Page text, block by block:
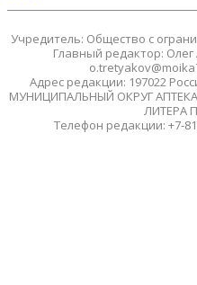
Учредитель: Общество с
Главный редактор:
Адрес редакции: 197022
МУНИЦИПАЛЬНЫЙ ОКРУГ
ЛИТЕРА
Телефон редакции: +7-